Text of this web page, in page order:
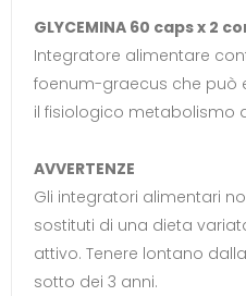
GLYCEMINA 60 caps x 2
Integratore alimentare
foenum-graecus che può
il fisiologico metabolismo
AVVERTENZE
Gli integratori alimentari
sostituti di una dieta
attivo. Tenere lontano
sotto dei 3 anni.